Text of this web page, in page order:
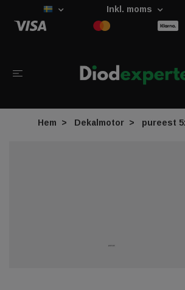
Inkl. moms
Hem Dekalmotor pureest